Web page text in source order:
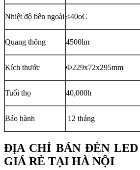
Nhiệt độ bên ngoài ≤40oC
Quang thông 4500lm
Kích thước Ф229x72x295mm
Tuổi thọ 40,000h
Bảo hành 12 tháng
ĐỊA CHỈ BÁN ĐÈN
GIÁ RẺ TẠI HÀ NỘI